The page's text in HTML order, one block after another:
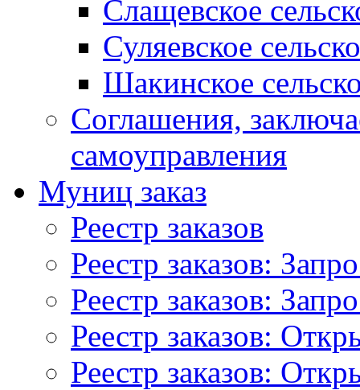
Слащевское
Суляевское
Шакинское
Соглашения,
самоуправления
Муниц заказ
Реестр заказов
Реестр заказов:
Реестр заказов:
Реестр заказов:
Реестр заказов: